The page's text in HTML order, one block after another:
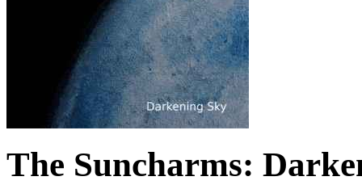
The Suncharms: